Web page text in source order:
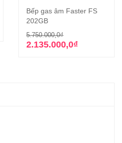
Bếp gas âm Faster FS
202GB
5.750.000,0₫Giá
gốc
2.135.000,0₫
Giá
hiện